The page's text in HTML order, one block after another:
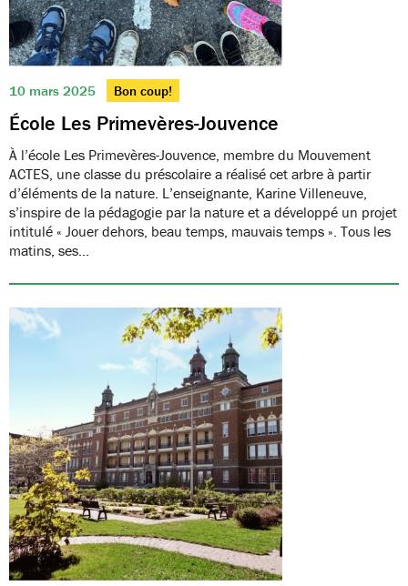
10 mars 2025 Bon coup!
École Les Primevères-Jouvence
À l’école Les Primevères-Jouvence, membre du Mouvement
ACTES, une classe du préscolaire a réalisé cet arbre à partir
d’éléments de la nature. L’enseignante, Karine Villeneuve,
s’inspire de la pédagogie par la nature et a développé un projet
intitulé « Jouer dehors, beau temps, mauvais temps ». Tous les
matins, ses…